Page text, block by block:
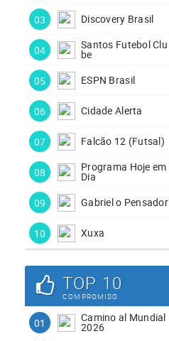
03 Discovery Brasil
04 Santos Futebol Clu
be
05 ESPN Brasil
06 Cidade Alerta
07 Falcão 12 (Futsal)
08 Programa Hoje em
Dia
09 Gabriel o Pensador
10 Xuxa
TOP 10
COMPROMISO
01 Camino al Mundial
2026